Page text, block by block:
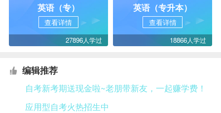
英语（专）
查看详情
27896人学过
英语（专升本）
查看详情
18866人学过
编辑推荐
自考新考期送现金啦~老朋带新友，一起赚学费！
应用型自考火热招生中